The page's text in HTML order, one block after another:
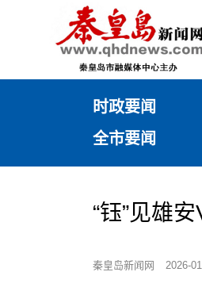
时政要闻
全市要闻
“钰”见雄
秦皇岛新闻网 2026-